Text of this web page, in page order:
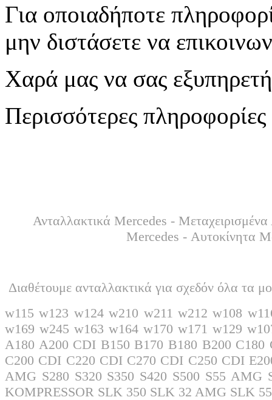
Για οποιαδήποτε
μην διστάσετε να
Χαρά μας να σας
Περισσότερες
Ανταλλακτικά Mercedes -
Mercedes - Αυτοκίνητα
Διαθέτουμε ανταλλακτικά για σχεδόν όλα τα
w115 w123 w124 w210 w211 w212 w108
w169 w245 w163 w164 w170 w171 w129
A180 A200 CDI B150 B170 B180 B200
C200 CDI C220 CDI C270 CDI C250 CDI
AMG S280 S320 S350 S420 S500 S55
KOMPRESSOR SLK 350 SLK 32 AMG SLK